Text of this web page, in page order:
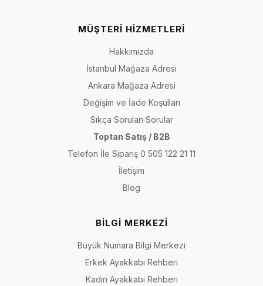
MÜŞTERİ HİZMETLERİ
Hakkımızda
İstanbul Mağaza Adresi
Ankara Mağaza Adresi
Değişim ve İade Koşulları
Sıkça Sorulan Sorular
Toptan Satış / B2B
Telefon İle Sipariş 0 505 122 21 11
İletişim
Blog
BİLGİ MERKEZİ
Büyük Numara Bilgi Merkezi
Erkek Ayakkabı Rehberi
Kadın Ayakkabı Rehberi